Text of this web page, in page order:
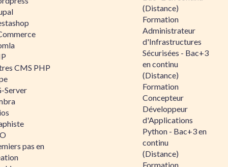
CMS PHP
Server
pas en
(Distance)
Formation
Administrateur
d'Infrastructures
Sécurisées - Bac+3
en continu
(Distance)
Formation
Concepteur
Développeur
d'Applications
Python - Bac+3 en
continu
(Distance)
Formation